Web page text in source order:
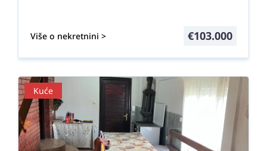
Više o nekretnini > €103.000
Kuće